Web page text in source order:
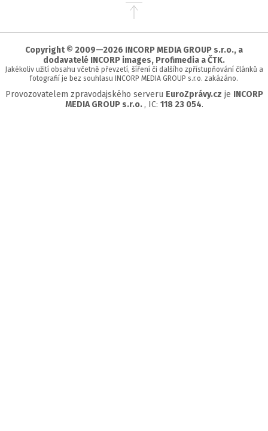
Přejít
stránky
Copyright © 2009—2026 INCORP MEDIA GROUP s.r.o., a
dodavatelé INCORP images, Profimedia a ČTK.
Jakékoliv užití obsahu včetně převzetí, šíření či dalšího zpřístupňování článků a
fotografií je bez souhlasu INCORP MEDIA GROUP s.r.o. zakázáno.
Provozovatelem zpravodajského serveru EuroZprávy.cz je INCORP
MEDIA GROUP s.r.o. , IC: 118 23 054.